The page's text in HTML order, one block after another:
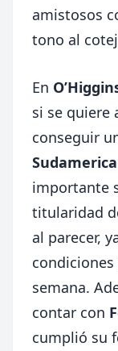
amistosos
tono al
En
si se quiere
conseguir
importante
titularidad
al parecer,
semana.
contar con
cumplió su